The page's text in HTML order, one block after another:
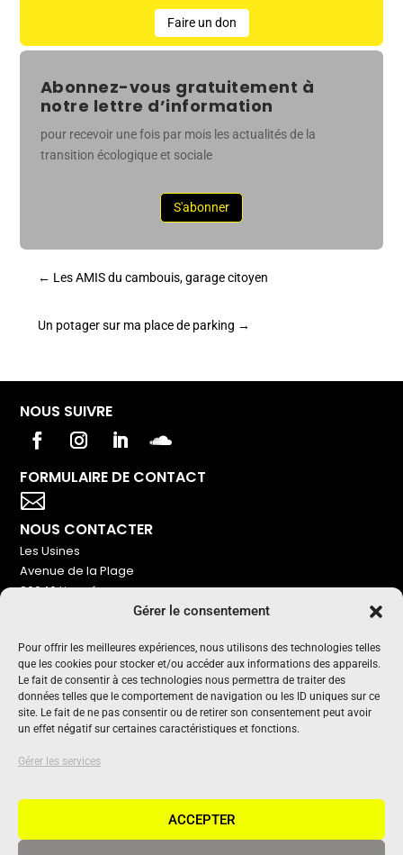
Gérer le consentement
Pour offrir les meilleures expériences, nous utilisons des technologies telles
que les cookies pour stocker et/ou accéder aux informations des appareils.
Le fait de consentir à ces technologies nous permettra de traiter des
données telles que le comportement de navigation ou les ID uniques sur ce
site. Le fait de ne pas consentir ou de retirer son consentement peut avoir
un effet négatif sur certaines caractéristiques et fonctions.
Gérer les services
ACCEPTER
Faire un don
Abonnez-vous gratuitement à
notre lettre d’information
pour recevoir une fois par mois les actualités de la
transition écologique et sociale
S'abonner
← Les AMIS du cambouis, garage citoyen
Un potager sur ma place de parking →
NOUS SUIVRE
FORMULAIRE DE CONTACT

NOUS CONTACTER
Les Usines
Avenue de la Plage
86240 Ligugé
NOUS SOUTENIR
Pour maintenir un média indépendant, gratuit et sans
publicité
Oui !